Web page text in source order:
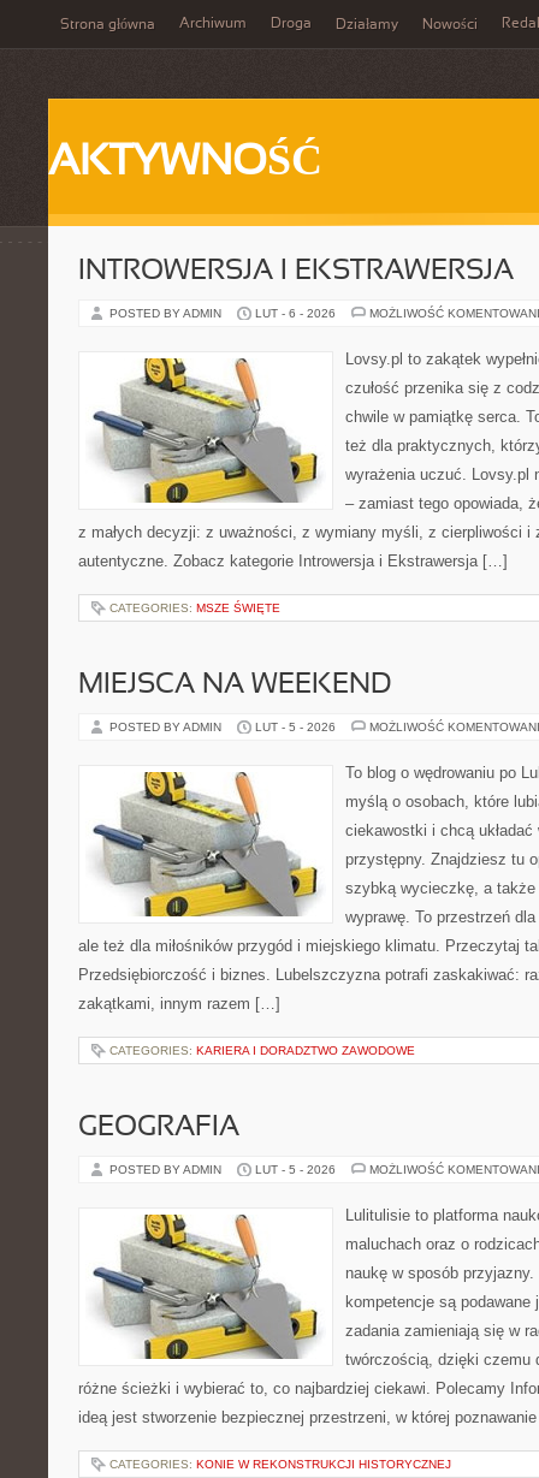
Strona główna Archiwum Droga Działamy Nowości
AKTYWNOŚĆ
INTROWERSJA I EKSTRAWERSJA
POSTED BY ADMIN LUT - 6 - 2026 MOŻLIWOŚĆ
Lovsy.pl to zakątek
czułość przenika się z
chwile w pamiątkę serca.
też dla praktycznych,
wyrażenia uczuć. Lovsy.pl
– zamiast tego opowiada,
z małych decyzji: z uważności, z wymiany myśli, z cierpliwości i
autentyczne. Zobacz kategorie Introwersja i Ekstrawersja […]
CATEGORIES: MSZE ŚWIĘTE
MIEJSCA NA WEEKEND
POSTED BY ADMIN LUT - 5 - 2026 MOŻLIWOŚĆ
To blog o wędrowaniu po
myślą o osobach, które
ciekawostki i chcą
przystępny. Znajdziesz tu
szybką wycieczkę, a także
wyprawę. To przestrzeń
ale też dla miłośników przygód i miejskiego klimatu. Przeczytaj
Przedsiębiorczość i biznes. Lubelszczyzna potrafi zaskakiwać:
zakątkami, innym razem […]
CATEGORIES: KARIERA I DORADZTWO ZAWODOWE
GEOGRAFIA
POSTED BY ADMIN LUT - 5 - 2026 MOŻLIWOŚĆ
Lulitulisie to platforma
maluchach oraz o
naukę w sposób
kompetencje są
zadania zamieniają się w
twórczością, dzięki czemu
różne ścieżki i wybierać to, co najbardziej ciekawi. Polecamy
ideą jest stworzenie bezpiecznej przestrzeni, w której
CATEGORIES: KONIE W REKONSTRUKCJI HISTORYCZNEJ